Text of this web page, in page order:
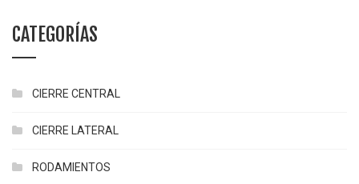
CATEGORÍAS
CIERRE CENTRAL
CIERRE LATERAL
RODAMIENTOS